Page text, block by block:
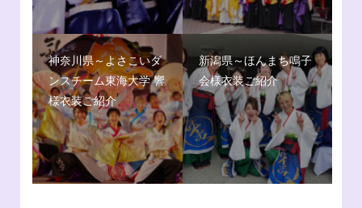
神奈川県～よさこいダ
ンスチーム東海大学 響
様衣装ご紹介
新潟県～ほんまち鳴子
会様衣装ご紹介